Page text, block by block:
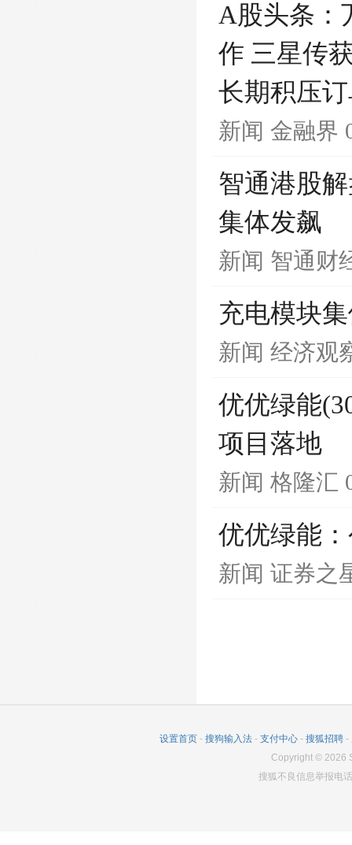
A股头条：
作 三星传
长期积压
新闻 金融界
智通港股
集体发飙
新闻 智通财
充电模块
新闻 经济观
优优绿能
项目落地
新闻 格隆汇
优优绿能
新闻 证券之
设置首页 - 搜狗输入法 - 支付中心 - 搜狐招聘 -
Copyright © 2026
搜狐不良信息举报电